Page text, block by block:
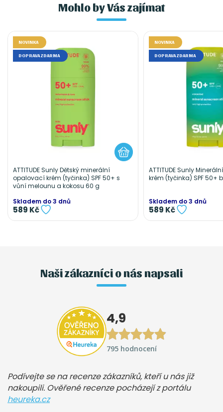
Mohlo by Vás zajímat
NOVINKA
DOPRAVA ZDARMA
ATTITUDE Sunly Dětský minerální
opalovací krém (tyčinka) SPF 50+ s
vůní melounu a kokosu 60 g
Skladem do 3 dnů
589 Kč
NOVINKA
DOPRAVA ZDARMA
ATTITUDE Sunly
krém (tyčinka) SPF 50+
Skladem do 3 dnů
589 Kč
Naši zákazníci o nás napsali
4,9
795 hodnocení
Podívejte se na recenze zákazníků, kteří u nás již
nakoupili. Ověřené recenze pocházejí z portálu
heureka.cz